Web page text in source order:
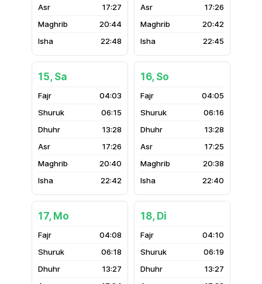
17:27
20:44
22:48
17:26
20:42
22:45
15, Sa
04:03
06:15
13:28
17:26
20:40
22:42
16, So
04:05
06:16
13:28
17:25
20:38
22:40
17, Mo
04:08
06:18
13:27
18, Di
04:10
06:19
13:27